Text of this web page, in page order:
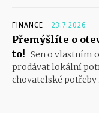
FINANCE 23.7.2026
Přemýšlíte o
to! Sen o vlastním
prodávat lokální
chovatelské potřeby